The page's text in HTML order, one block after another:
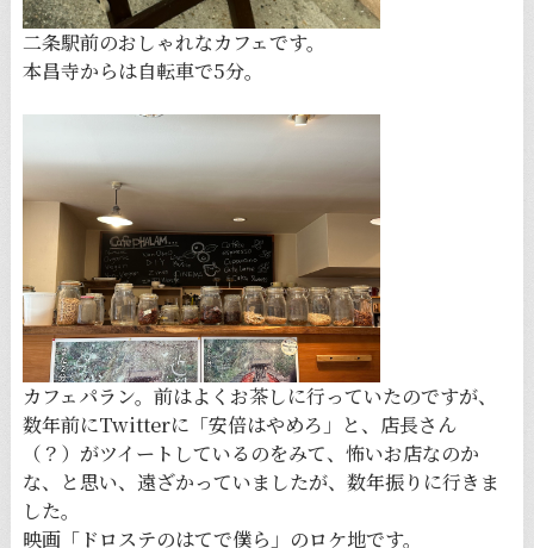
二条駅前のおしゃれなカフェです。
本昌寺からは自転車で5分。
カフェパラン。前はよくお茶しに行っていたのですが、
数年前にTwitterに「安倍はやめろ」と、店長さん
（？）がツイートしているのをみて、怖いお店なのか
な、と思い、遠ざかっていましたが、数年振りに行きま
した。
映画「ドロステのはてで僕ら」のロケ地です。